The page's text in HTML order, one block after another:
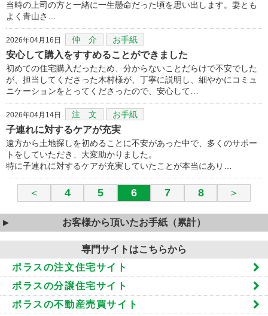
当時の上司の方と一緒に一生懸命だった頃を思い出します。妻とも
よく青山さ…
2026年04月16日 仲 介 お手紙
安心して購入をすすめることができました
初めての住宅購入だったため、分からないことだらけで不安でした
が、担当してくださった木村様が、丁寧に説明し、細やかにコミュ
ニケーションをとってくださったので、安心して…
2026年04月14日 注 文 お手紙
子連れに対するケアが充実
遠方から土地探しを初めることに不安があった中で、多くのサポー
トをしていただき、大変助かりました。
特に子連れに対するケアが充実していたことが本当にあり…
＜ 4 5 6 7 8 ＞
お客様から頂いたお手紙（累計）
専門サイトはこちらから
ポラスの注文住宅サイト
ポラスの分譲住宅サイト
ポラスの不動産売買サイト